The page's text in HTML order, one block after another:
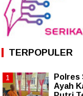
TERPOPULER
Polres
Ayah